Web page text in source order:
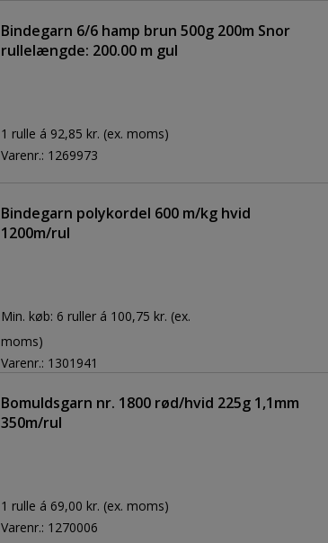
Bindegarn 6/6 hamp brun 500g 200m Snor
rullelængde: 200.00 m gul
1 rulle á 92,85 kr. (ex. moms)
Varenr.: 1269973
Bindegarn polykordel 600 m/kg hvid
1200m/rul
Min. køb: 6 ruller á 100,75 kr. (ex.
moms)
Varenr.: 1301941
Bomuldsgarn nr. 1800 rød/hvid 225g 1,1mm
350m/rul
1 rulle á 69,00 kr. (ex. moms)
Varenr.: 1270006